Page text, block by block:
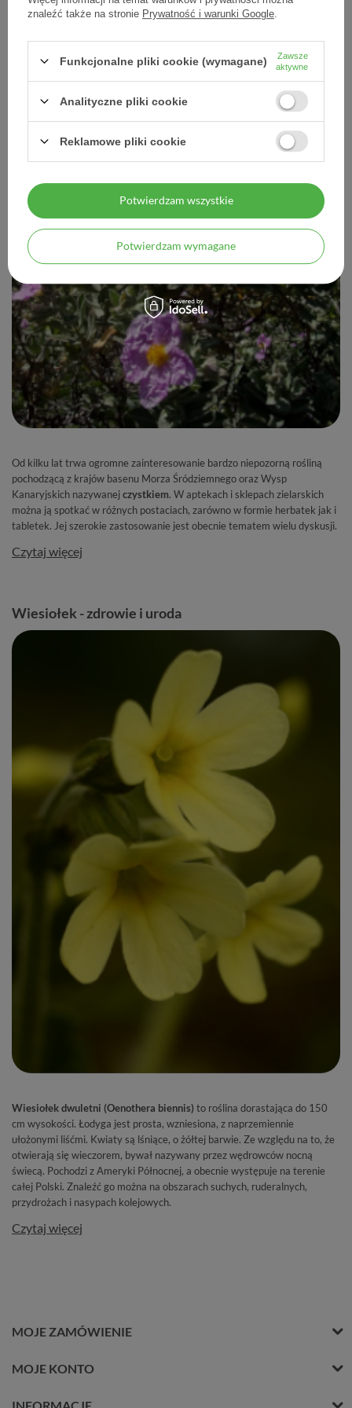
Od kilku lat trwa ogromne zainteresowanie bardzo niepozorną rośliną
pochodzącą z krajów basenu Morza Śródziemnego oraz Wysp
Kanaryjskich nazywanejczystkiem. W aptekach i sklepach zielarskich
można ją spotkać w różnych postaciach, zarówno w formie herbatek jak i
tabletek. Jej szerokie zastosowanie jest obecnie tematem wielu dyskusji.
Czytaj więcej
Wiesiołek - zdrowie i uroda
Wiesiołek dwuletni (Oenothera biennis) to roślina dorastająca do 150
cm wysokości. Łodyga jest prosta, wzniesiona, z naprzemiennie
ułożonymi liśćmi. Kwiaty są lśniące, o żółtej barwie. Ze względu na to, że
otwierają się wieczorem, bywał nazywany przez wędrowców nocną
świecą. Pochodzi z Ameryki Północnej, a obecnie występuje na terenie
całej Polski. Znaleźć go można na obszarach suchych, ruderalnych,
przydrożach i nasypach kolejowych.
Czytaj więcej
MOJE ZAMÓWIENIE
MOJE KONTO
znaleźć także na stronie Prywatność i warunki Google
Funkcjonalne pliki cookie (wymagane)
Zawsze
aktywne
Analityczne pliki cookie
Reklamowe pliki cookie
Potwierdzam wymagane
Potwierdzam wszystkie